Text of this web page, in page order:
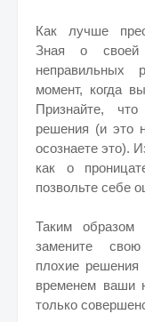
Как лучше
Зная о своей
неправильных
момент, когда
Признайте,
решения (и это
осознаете это).
как о
позвольте себе
Таким образом
замените свою
плохие решения
временем ваши
только